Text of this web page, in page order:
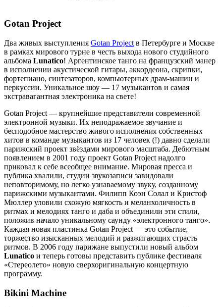
Gotan Project
Два живых выступления Gotan Project в Петербурге и Москве
в рамках мирового турне в честь выхода нового студийного
альбома Lunatico! Аргентинское танго на французский манер
в исполнении акустической гитары, аккордеона, скрипки,
фортепиано, синтезаторов, компьютерных драм-машин и
перкуссии. Уникальное шоу — 17 музыкантов и самая
экстравагантная электроника на свете!
Gotan Project — крупнейшие представители современной
электронной музыки. Их неподражаемое звучание и
бесподобное мастерство живого исполнения собственных
хитов в команде музыкантов из 17 человек (!) давно сделали
парижский проект звёздами мирового масштаба. Дебютным
появлением в 2001 году проект Gotan Project надолго
приковал к себе всеобщее внимание. Мировая пресса и
публика хвалили, студии звукозаписи завидовали
неповторимому, но легко узнаваемому звуку, созданному
парижскими музыкантами. Филипп Коэн Солал и Кристоф
Мюллер уловили схожую мягкость и меланхоличность в
ритмах и мелодиях танго и даба и объединили эти стили,
положив начало уникальному саунду «электронного танго».
Каждая новая пластинка Gotan Project — это событие,
торжество изысканных мелодий и разжигающих страсть
ритмов. В 2006 году парижане выпустили новый альбом
Lunatico и теперь готовы представить публике фестиваля
«Стереолето» новую сверхоригинальную концертную
программу.
Bikini Machine